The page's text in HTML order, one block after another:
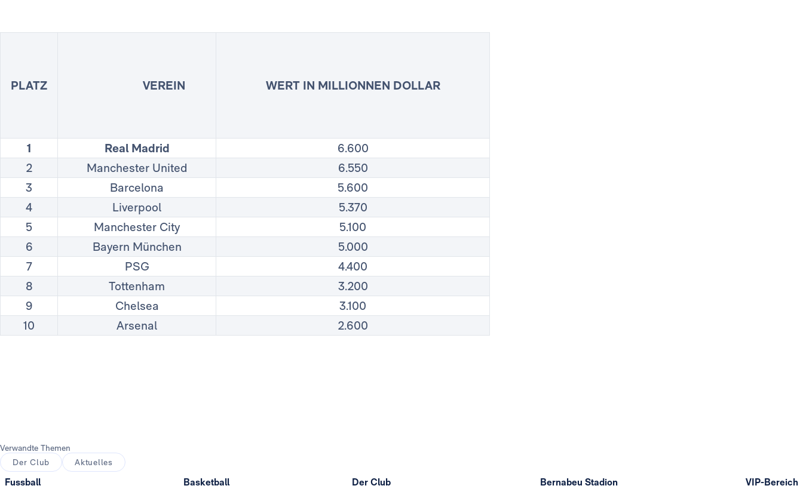
PLATZ VEREIN WERT IN MILLIONNEN DOLLAR
1 Real Madrid
6.600
2
Manchester United
6.550
3
Barcelona
5.600
4
Liverpool
5.370
5
Manchester City
5.100
6
Bayern München
5.000
7
PSG
4.400
8
Tottenham
3.200
9
Chelsea
3.100
10
Arsenal 2.600
Verwandte Themen
Der Club
Aktuelles
Fussball Basketball Der Club Bernabeu Stadion VIP-Bereich